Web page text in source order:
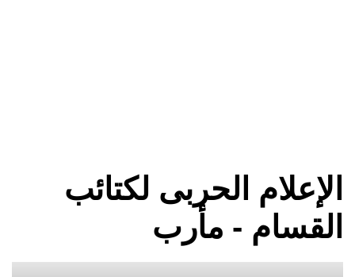
الإعلام الحربى لكتائب
القسام - مأرب